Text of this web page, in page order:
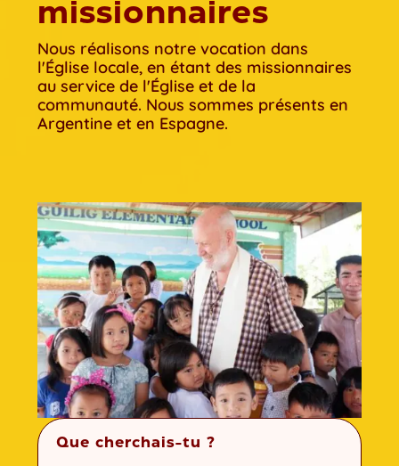
missionnaires
Nous réalisons notre vocation dans
l'Église locale, en étant des missionnaires
au service de l'Église et de la
communauté. Nous sommes présents en
Argentine et en Espagne.
Que cherchais-tu ?